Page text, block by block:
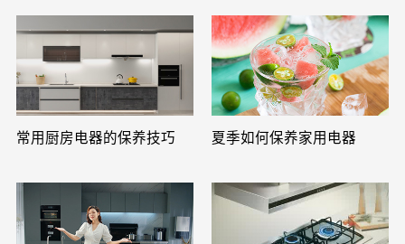
常用厨房电器的保养技巧 夏季如何保养家用电器